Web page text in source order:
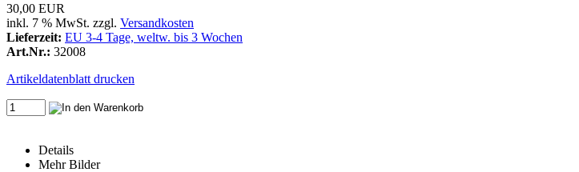
30,00 EUR
inkl. 7 % MwSt. zzgl. Versandkosten
Lieferzeit: EU 3-4 Tage, weltw. bis 3 Wochen
Art.Nr.: 32008
Artikeldatenblatt drucken
Details
Mehr Bilder